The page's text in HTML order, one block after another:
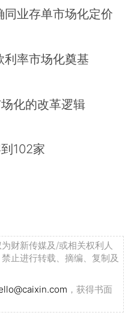
业存单市场化定价
利率市场化奠基
化的改革逻辑
102家
财新传媒及/或相关权利人
止进行转载、摘编、复制及
，获得书面